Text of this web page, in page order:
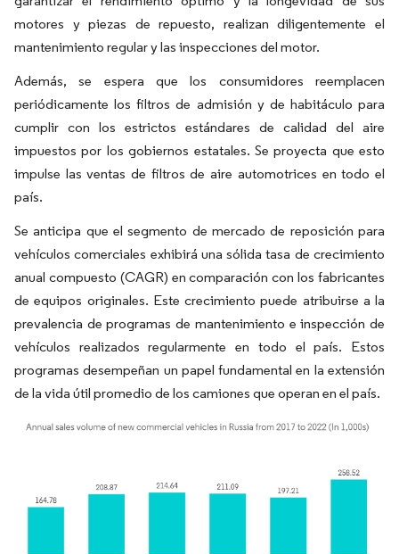
motores y piezas de repuesto, realizan diligentemente el
mantenimiento regular y las inspecciones del motor.
Además, se espera que los consumidores reemplacen
periódicamente los filtros de admisión y de habitáculo para
cumplir con los estrictos estándares de calidad del aire
impuestos por los gobiernos estatales. Se proyecta que esto
impulse las ventas de filtros de aire automotrices en todo el
país.
Se anticipa que el segmento de mercado de reposición para
vehículos comerciales exhibirá una sólida tasa de crecimiento
anual compuesto (CAGR) en comparación con los fabricantes
de equipos originales. Este crecimiento puede atribuirse a la
prevalencia de programas de mantenimiento e inspección de
vehículos realizados regularmente en todo el país. Estos
programas desempeñan un papel fundamental en la extensión
de la vida útil promedio de los camiones que operan en el país.